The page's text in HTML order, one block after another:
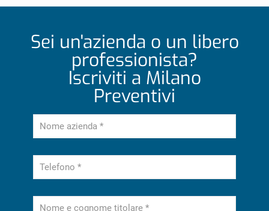
Sei un'azienda o un libero
professionista?
Iscriviti a Milano
Preventivi